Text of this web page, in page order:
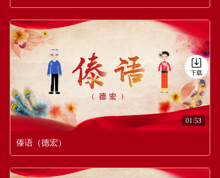
下载
01:53
傣语（德宏）
下载